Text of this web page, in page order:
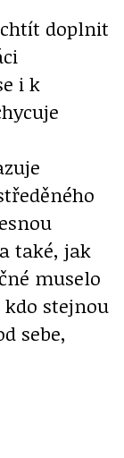
doplnit
i k
také, jak
muselo
stejnou
sebe,